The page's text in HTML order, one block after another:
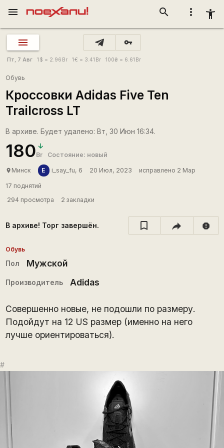
more_vert accessibility_new
search
menu
vpn_key
Пт, 7 Авг 1 $ = 2.96 Br 1€ = 3.41 Br 100₴ = 6.61 Br
Обувь
Кроссовки Adidas Five Ten
Trailcross LT
В архиве. Будет удалено: Вт, 30 Июн 16:34.
180Br Состояние: новый
place Минск Е i_say_fu, 6 20 Июл, 2023 исправлено 2 Мар
17 поднятий
294 просмотра
2 закладки
В архиве! Торг завершён. report
Обувь
Пол Мужской
Производитель Adidas
Совершенно новые, не подошли по размеру.
Подойдут на 12 US размер (именно на него
лучше ориентироваться).
#